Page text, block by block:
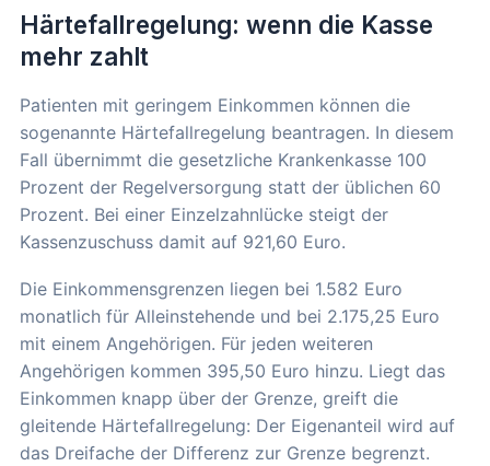
Härtefallregelung: wenn die Kasse
mehr zahlt
Patienten mit geringem Einkommen können die
sogenannte Härtefallregelung beantragen. In diesem
Fall übernimmt die gesetzliche Krankenkasse 100
Prozent der Regelversorgung statt der üblichen 60
Prozent. Bei einer Einzelzahnlücke steigt der
Kassenzuschuss damit auf 921,60 Euro.
Die Einkommensgrenzen liegen bei 1.582 Euro
monatlich für Alleinstehende und bei 2.175,25 Euro
mit einem Angehörigen. Für jeden weiteren
Angehörigen kommen 395,50 Euro hinzu. Liegt das
Einkommen knapp über der Grenze, greift die
gleitende Härtefallregelung: Der Eigenanteil wird auf
das Dreifache der Differenz zur Grenze begrenzt.